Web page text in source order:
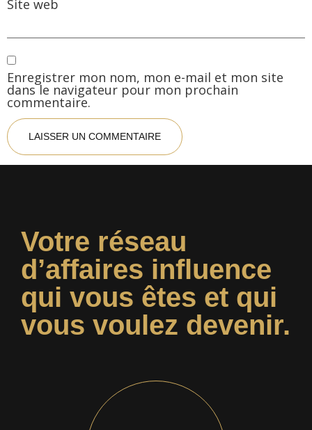
Site web
Enregistrer mon nom, mon e-mail et mon site
dans le navigateur pour mon prochain
commentaire.
Votre réseau
d’affaires influence
qui vous êtes et qui
vous voulez devenir.